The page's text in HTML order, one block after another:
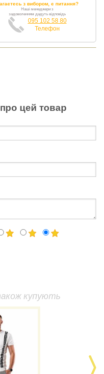
з вибором, є питання?
Наші менеджери з
задоволенням дадуть відповідь
095 102 58 80
Телефон
цей товар
купують